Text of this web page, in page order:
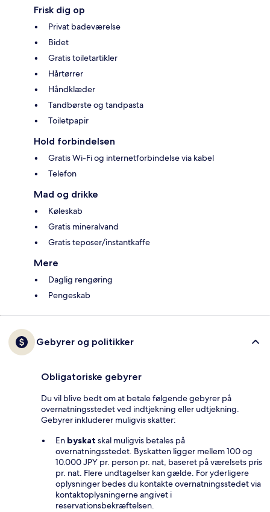
Frisk dig op
Privat badeværelse
Bidet
Gratis toiletartikler
Hårtørrer
Håndklæder
Tandbørste og tandpasta
Toiletpapir
Hold forbindelsen
Gratis Wi-Fi og internetforbindelse via kabel
Telefon
Mad og drikke
Køleskab
Gratis mineralvand
Gratis teposer/instantkaffe
Mere
Daglig rengøring
Pengeskab
Gebyrer og politikker
Obligatoriske gebyrer
Du vil blive bedt om at betale følgende gebyrer på
overnatningsstedet ved indtjekning eller udtjekning.
Gebyrer inkluderer muligvis skatter:
En byskat skal muligvis betales på
overnatningsstedet. Byskatten ligger mellem 100 og
10.000 JPY pr. person pr. nat, baseret på værelsets pris
pr. nat. Flere undtagelser kan gælde. For yderligere
oplysninger bedes du kontakte overnatningsstedet via
kontaktoplysningerne angivet i
reservationsbekræftelsen.